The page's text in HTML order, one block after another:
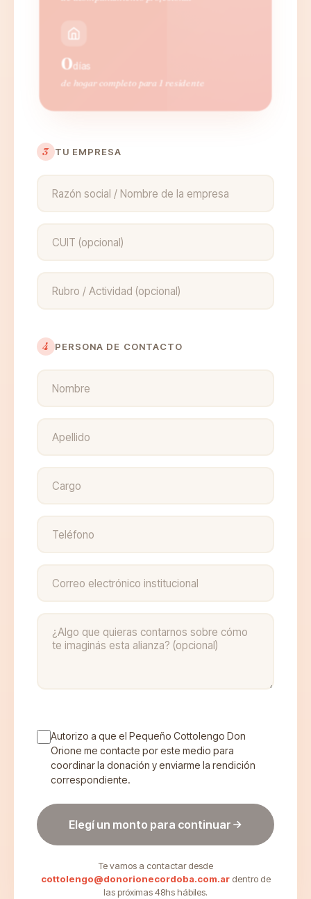
0días
de hogar completo para 1 residente
3 TU EMPRESA
4 PERSONA DE CONTACTO
Autorizo a que el Pequeño Cottolengo Don
Orione me contacte por este medio para
coordinar la donación y enviarme la rendición
correspondiente.
Elegí un monto para continuar
Te vamos a contactar desde
cottolengo@donorionecordoba.com.ardentro de
las próximas 48hs hábiles.